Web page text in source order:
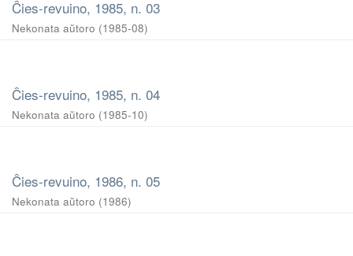
Ĉies-revuino, 1985, n. 03
Nekonata aŭtoro (1985-08)
Ĉies-revuino, 1985, n. 04
Nekonata aŭtoro (1985-10)
Ĉies-revuino, 1986, n. 05
Nekonata aŭtoro (1986)